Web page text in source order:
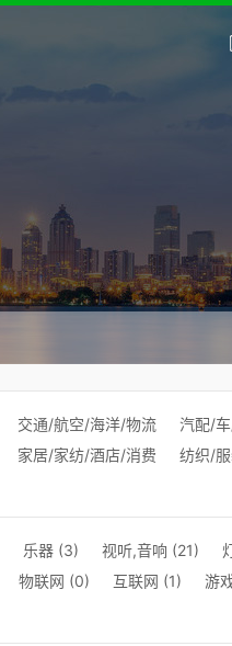
交通/航空/海洋/物流
汽配/
家居/家纺/酒店/消费
纺织/
乐器 (3) 视听,音响 (21)
物联网 (0) 互联网 (1)
游